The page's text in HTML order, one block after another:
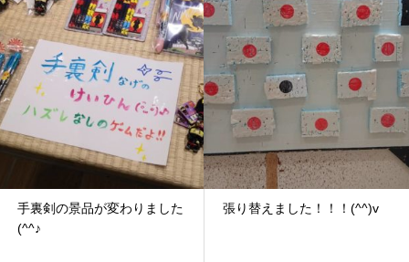
手裏剣の景品が変わりました
(^^♪
張り替えました！！！(^^)v